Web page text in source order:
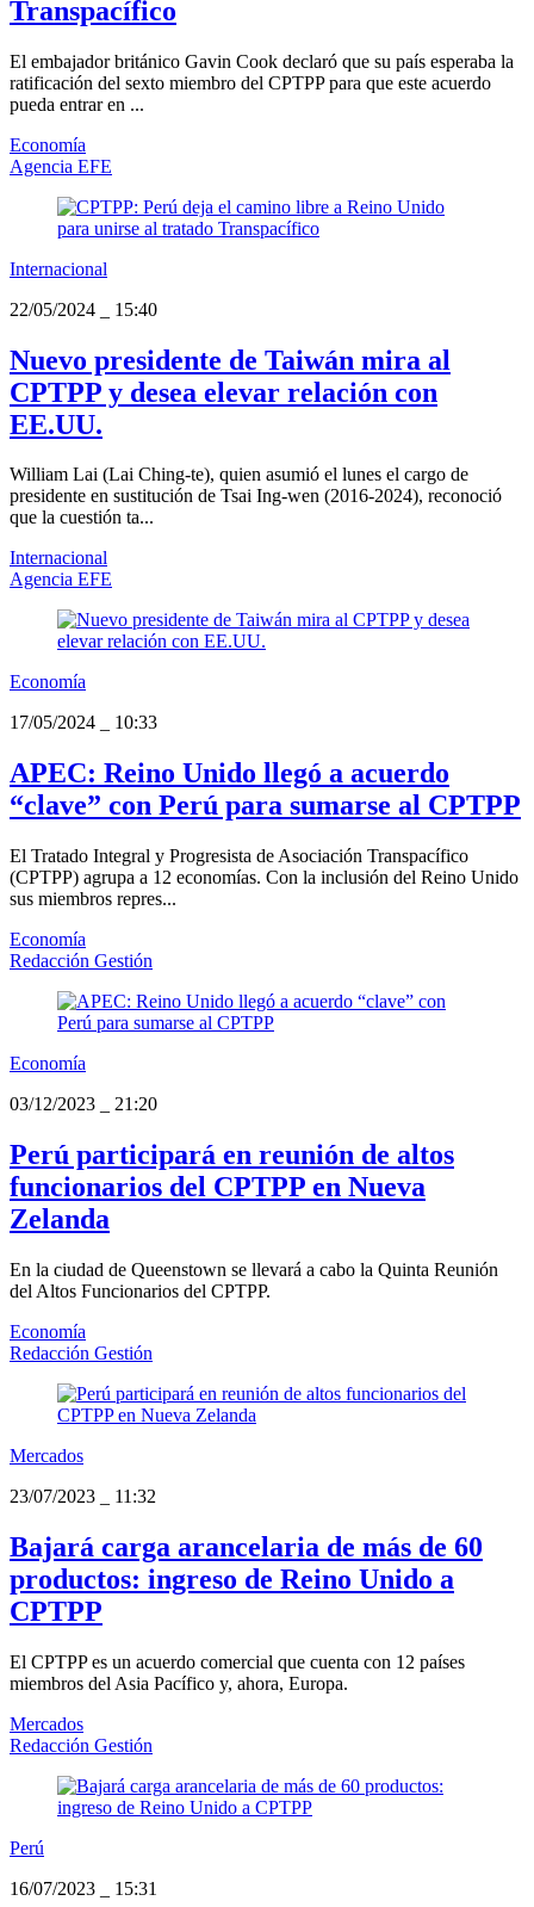
Transpacífico
El embajador británico Gavin Cook declaró que su país esperaba la
ratificación del sexto miembro del CPTPP para que este acuerdo
pueda entrar en ...
Economía
Agencia EFE
Internacional
22/05/2024
15:40
Nuevo presidente de Taiwán mira al
CPTPP y desea elevar relación con
EE.UU.
William Lai (Lai Ching-te), quien asumió el lunes el cargo de
presidente en sustitución de Tsai Ing-wen (2016-2024), reconoció
que la cuestión ta...
Internacional
Agencia EFE
Economía
17/05/2024
10:33
APEC: Reino Unido llegó a acuerdo
“clave” con Perú para sumarse al CPTPP
El Tratado Integral y Progresista de Asociación Transpacífico
(CPTPP) agrupa a 12 economías. Con la inclusión del Reino Unido
sus miembros repres...
Economía
Redacción Gestión
Economía
03/12/2023
21:20
Perú participará en reunión de altos
funcionarios del CPTPP en Nueva
Zelanda
En la ciudad de Queenstown se llevará a cabo la Quinta Reunión
del Altos Funcionarios del CPTPP.
Economía
Redacción Gestión
Mercados
23/07/2023
11:32
Bajará carga arancelaria de más de 60
productos: ingreso de Reino Unido a
CPTPP
El CPTPP es un acuerdo comercial que cuenta con 12 países
miembros del Asia Pacífico y, ahora, Europa.
Mercados
Redacción Gestión
Perú
16/07/2023
15:31